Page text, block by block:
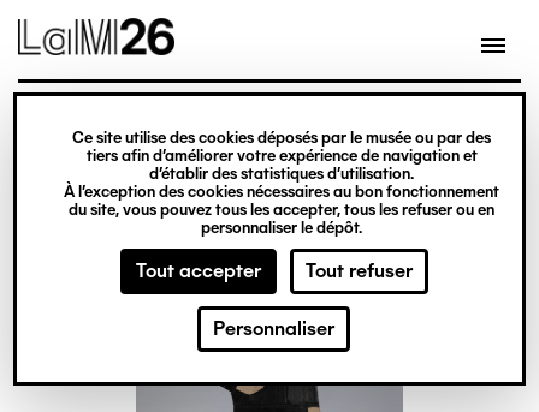
Gestion des cookies
Ce site utilise des cookies déposés par le musée ou par des
tiers afin d’améliorer votre expérience de navigation et
d’établir des statistiques d’utilisation.
À l’exception des cookies nécessaires au bon fonctionnement
du site, vous pouvez tous les accepter, tous les refuser ou en
personnaliser le dépôt.
Tout accepter Tout refuser
Personnaliser
contenu